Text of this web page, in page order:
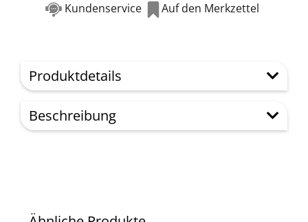
Kundenservice Auf den Merkzettel
Produktdetails
Beschreibung